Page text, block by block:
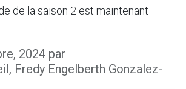
de la saison 2 est maintenant
2024 par
Fredy Engelberth Gonzalez-